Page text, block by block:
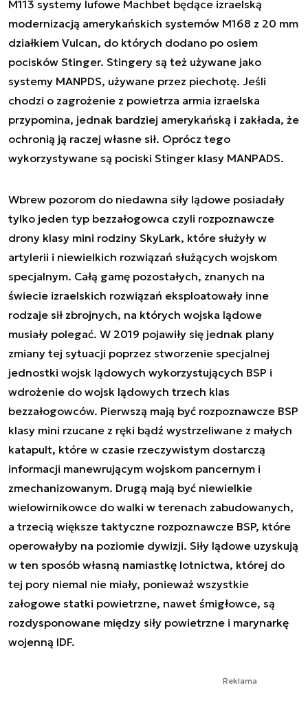
M113 systemy lufowe Machbet będące izraelską
modernizacją amerykańskich systemów M168 z 20 mm
działkiem Vulcan, do których dodano po osiem
pocisków Stinger. Stingery są też używane jako
systemy MANPDS, używane przez piechotę. Jeśli
chodzi o zagrożenie z powietrza armia izraelska
przypomina, jednak bardziej amerykańską i zakłada, że
ochronią ją raczej własne sił. Oprócz tego
wykorzystywane są pociski Stinger klasy MANPADS.
Wbrew pozorom do niedawna siły lądowe posiadały
tylko jeden typ bezzałogowca czyli rozpoznawcze
drony klasy mini rodziny SkyLark, które służyły w
artylerii i niewielkich rozwiązań służących wojskom
specjalnym. Całą gamę pozostałych, znanych na
świecie izraelskich rozwiązań eksploatowały inne
rodzaje sił zbrojnych, na których wojska lądowe
musiały polegać. W 2019 pojawiły się jednak plany
zmiany tej sytuacji poprzez stworzenie specjalnej
jednostki wojsk lądowych wykorzystujących BSP i
wdrożenie do wojsk lądowych trzech klas
bezzałogowców. Pierwszą mają być rozpoznawcze BSP
klasy mini rzucane z ręki bądź wystrzeliwane z małych
katapult, które w czasie rzeczywistym dostarczą
informacji manewrującym wojskom pancernym i
zmechanizowanym. Drugą mają być niewielkie
wielowirnikowce do walki w terenach zabudowanych,
a trzecią większe taktyczne rozpoznawcze BSP, które
operowałyby na poziomie dywizji. Siły lądowe uzyskują
w ten sposób własną namiastkę lotnictwa, której do
tej pory niemal nie miały, ponieważ wszystkie
załogowe statki powietrzne, nawet śmigłowce, są
rozdysponowane między siły powietrzne i marynarkę
wojenną IDF.
Reklama